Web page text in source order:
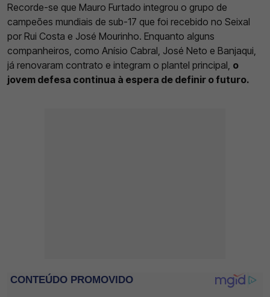
Recorde-se que Mauro Furtado integrou o grupo de
campeões mundiais de sub-17 que foi recebido no Seixal
por Rui Costa e José Mourinho. Enquanto alguns
companheiros, como Anísio Cabral, José Neto e Banjaqui,
já renovaram contrato e integram o plantel principal, o
jovem defesa continua à espera de definir o futuro.